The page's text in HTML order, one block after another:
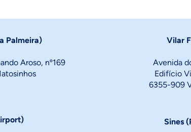
Palmeira)
Aroso, nº169
Vilar
Avenida
Edifício
6355-909
Sines